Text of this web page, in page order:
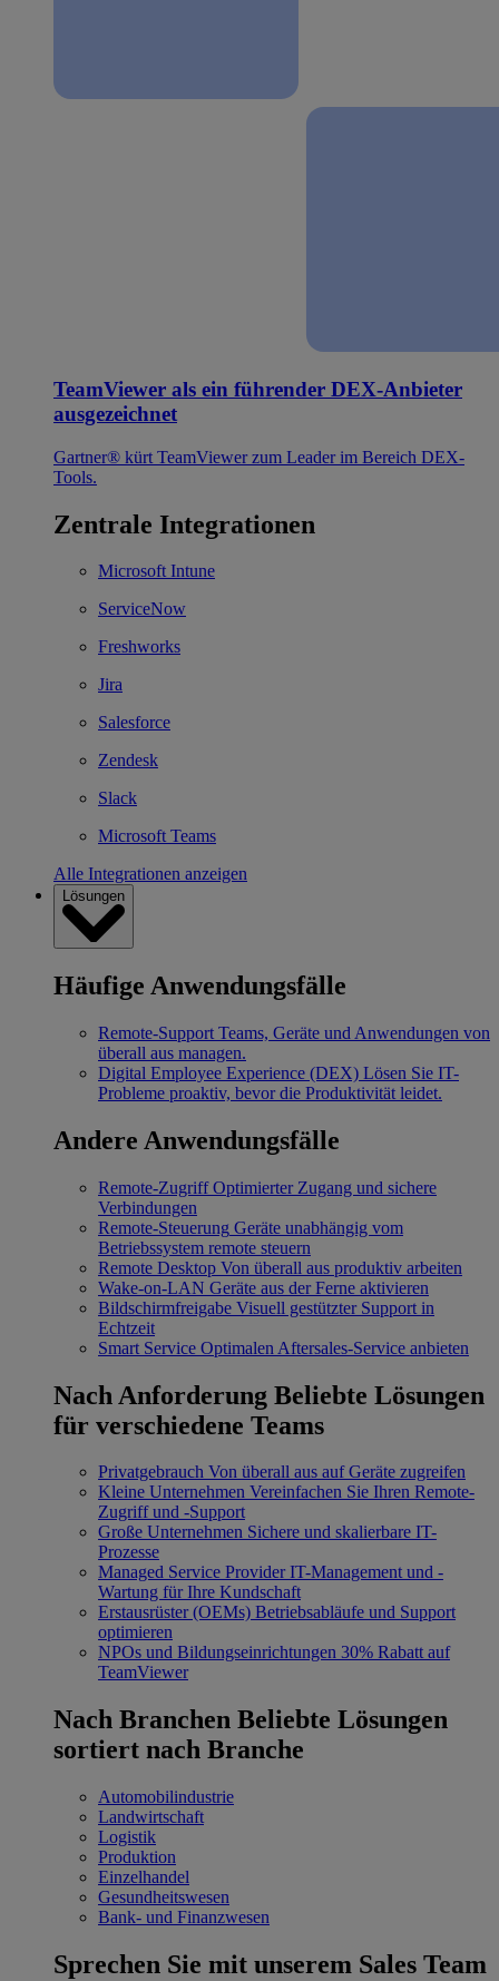
TeamViewer als ein führender DEX-Anbieter
ausgezeichnet
Gartner® kürt TeamViewer zum Leader im Bereich DEX-
Tools.
Zentrale Integrationen
Microsoft Intune
ServiceNow
Freshworks
Jira
Salesforce
Zendesk
Slack
Microsoft Teams
Alle Integrationen anzeigen
Lösungen
Häufige Anwendungsfälle
Remote-Support Teams, Geräte und Anwendungen von
überall aus managen.
Digital Employee Experience (DEX) Lösen Sie IT-
Probleme proaktiv, bevor die Produktivität leidet.
Andere Anwendungsfälle
Remote-Zugriff Optimierter Zugang und sichere
Verbindungen
Remote-Steuerung Geräte unabhängig vom
Betriebssystem remote steuern
Remote Desktop Von überall aus produktiv arbeiten
Wake-on-LAN Geräte aus der Ferne aktivieren
Bildschirmfreigabe Visuell gestützter Support in
Echtzeit
Smart Service Optimalen Aftersales-Service anbieten
Nach Anforderung Beliebte Lösungen
für verschiedene Teams
Privatgebrauch Von überall aus auf Geräte zugreifen
Kleine Unternehmen Vereinfachen Sie Ihren Remote-
Zugriff und -Support
Große Unternehmen Sichere und skalierbare IT-
Prozesse
Managed Service Provider IT-Management und -
Wartung für Ihre Kundschaft
Erstausrüster (OEMs) Betriebsabläufe und Support
optimieren
NPOs und Bildungseinrichtungen 30% Rabatt auf
TeamViewer
Nach Branchen Beliebte Lösungen
sortiert nach Branche
Automobilindustrie
Landwirtschaft
Logistik
Produktion
Einzelhandel
Gesundheitswesen
Bank- und Finanzwesen
Sprechen Sie mit unserem Sales Team